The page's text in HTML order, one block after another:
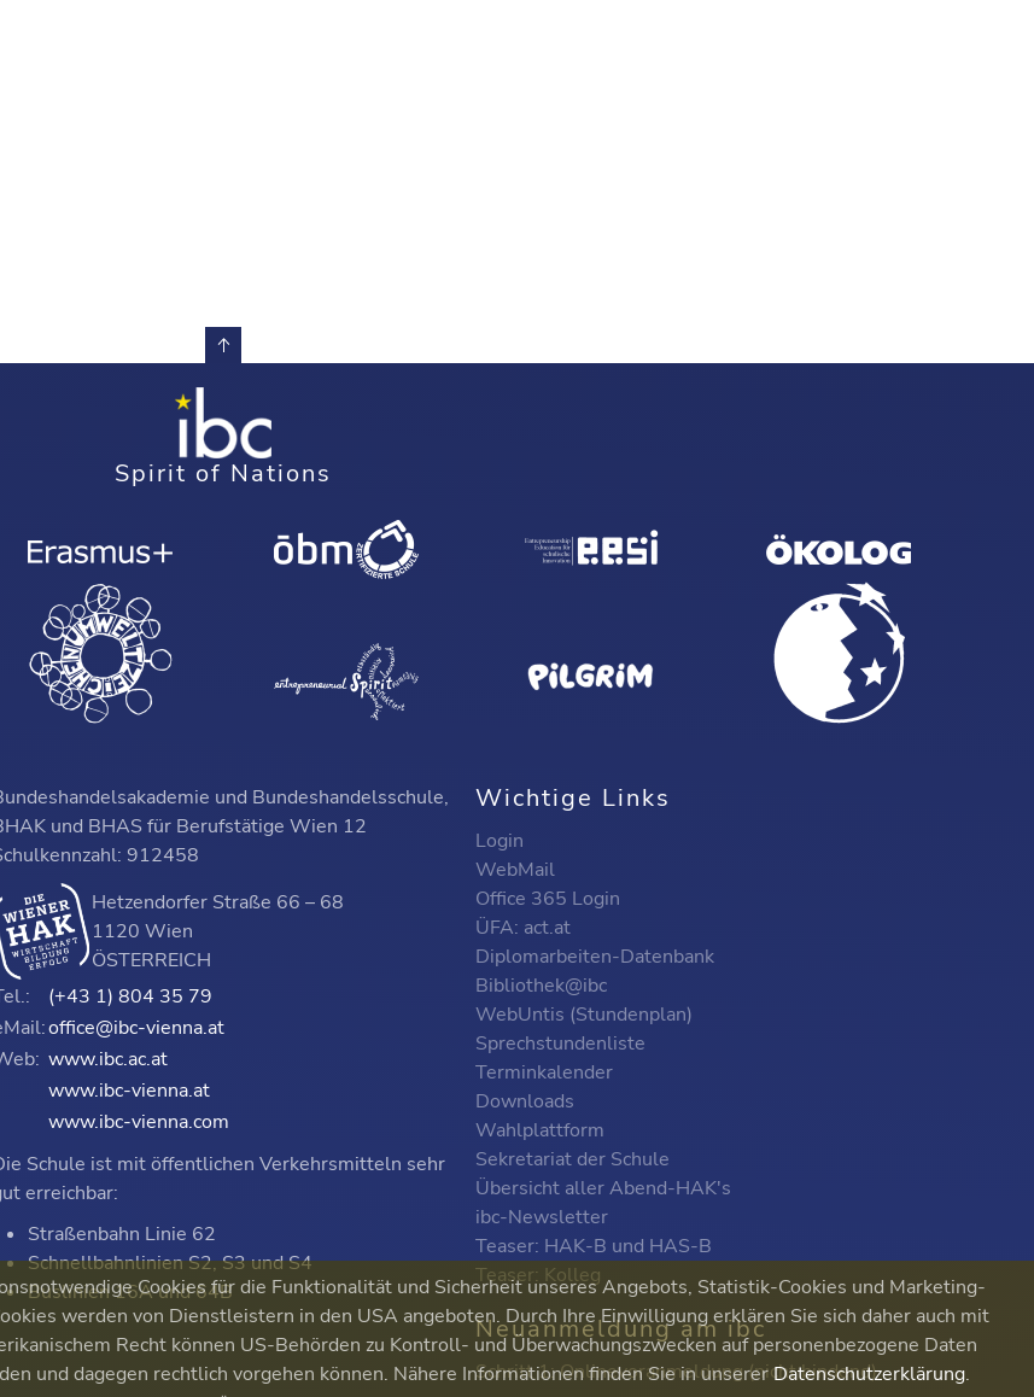
Spirit of Nations
und Bundeshandelsschule,
und BHAS für Berufstätige Wien 12
912458
Hetzendorfer Straße 66 – 68
1120 Wien
ÖSTERREICH
(+43 1) 804 35 79
office@ibc-vienna.at
www.ibc.ac.at
www.ibc-vienna.at
www.ibc-vienna.com
Schule ist mit öffentlichen Verkehrsmitteln sehr
erreichbar:
Straßenbahn Linie 62
Schnellbahnlinien S2, S3 und S4
Buslinien 16A und 64B
Wichtige Links
Login
WebMail
Office 365 Login
ÜFA: act.at
Diplomarbeiten-Datenbank
Bibliothek@ibc
WebUntis (Stundenplan)
Sprechstundenliste
Terminkalender
Downloads
Wahlplattform
Sekretariat der Schule
Übersicht aller Abend-HAK's
ibc-Newsletter
Teaser: HAK-B und HAS-B
Teaser: Kolleg
Neuanmeldung am ibc
Schritt 1: Onlinevoranmeldung (nicht bindend)
Cookies für die Funktionalität und Sicherheit unseres Angebots, Statistik-Cookies und Marketing-
werden von Dienstleistern in den USA angeboten. Durch Ihre Einwilligung erklären Sie sich daher auch mit
Recht können US-Behörden zu Kontroll- und Überwachungszwecken auf personenbezogene Daten
und dagegen rechtlich vorgehen können. Nähere Informationen finden Sie in unsererDatenschutzerklärung.